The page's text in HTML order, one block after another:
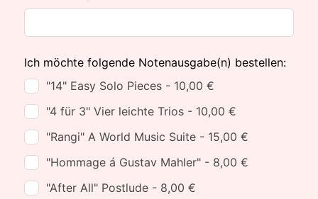
Ich möchte folgende Notenausgabe(n) bestellen:
"14" Easy Solo Pieces - 10,00 €
"4 für 3" Vier leichte Trios - 10,00 €
"Rangi" A World Music Suite - 15,00 €
"Hommage á Gustav Mahler" - 8,00 €
"After All" Postlude - 8,00 €